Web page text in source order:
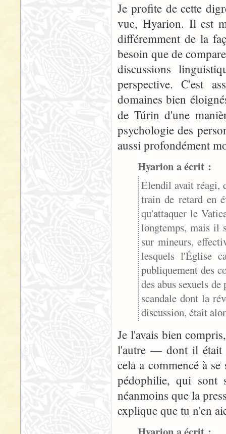
Je profite de cette
vue, Hyarion. Il est
différemment de la
besoin que de
discussions
perspective. C'est
domaines bien
de Túrin d'une
psychologie des
aussi profondément
Hyarion a écrit :
Elendil avait réagi,
train de retard en
qu'attaquer le
longtemps, mais il
sur mineurs,
lesquels l'Église
publiquement des
des abus sexuels
scandale dont la
discussion, était
Je l'avais bien
l'autre — dont il était
cela a commencé à
pédophilie, qui sont
néanmoins que la
explique que tu n'en